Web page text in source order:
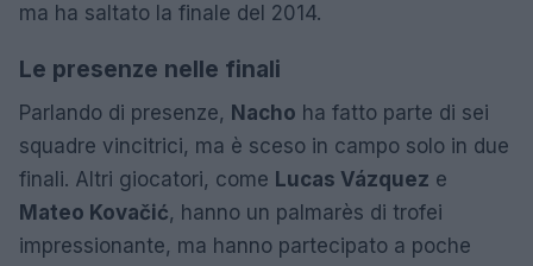
ma ha saltato la finale del 2014.
Le presenze nelle finali
Parlando di presenze, Nacho ha fatto parte di sei
squadre vincitrici, ma è sceso in campo solo in due
finali. Altri giocatori, come Lucas Vázquez e
Mateo Kovačić, hanno un palmarès di trofei
impressionante, ma hanno partecipato a poche